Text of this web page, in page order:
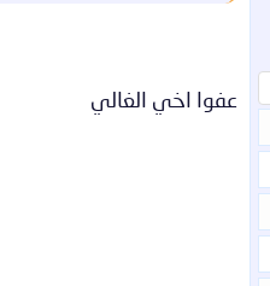
عفوا اخي الغالي